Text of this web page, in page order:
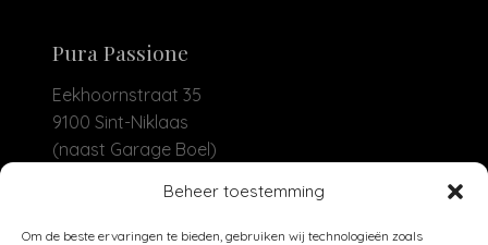
Beheer toestemming
Om de beste ervaringen te bieden, gebruiken wij technologieën zoals
Pura Passione
Eekhoornstraat 35
9100 Sint-Niklaas
(naast Garage Boel)
+32 479 93 04 30
info@purapassione.be